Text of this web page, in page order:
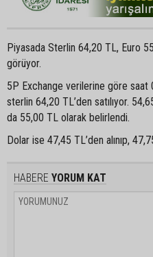
Piyasada Sterlin 64,20 TL, Euro
görüyor.
5P Exchange verilerine göre saat
sterlin 64,20 TL’den satılıyor.
da 55,00 TL olarak belirlendi.
Dolar ise 47,45 TL’den alınıp,
HABERE YORUM KAT